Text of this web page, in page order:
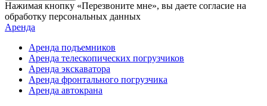
Нажимая кнопку «Перезвоните мне», вы даете согласие на
обработку персональных данных
Аренда
Аренда подъемников
Аренда телескопических погрузчиков
Аренда экскаватора
Аренда фронтального погрузчика
Аренда автокрана